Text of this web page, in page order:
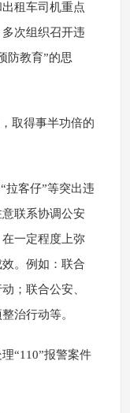
租车司机重点
次组织召开违
防教育”的思
取得事半功倍的
拉客仔”等突出违
联系协调公安
一定程度上弥
。例如：联合
；联合公安、
治行动等。
“110”报警案件